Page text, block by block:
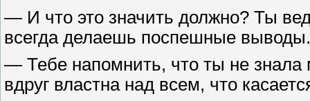
— И что это значить должно? Ты
всегда делаешь поспешные
— Тебе напомнить, что ты не знала
вдруг властна над всем, что